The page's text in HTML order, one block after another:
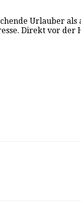
Urlauber
Direkt vor